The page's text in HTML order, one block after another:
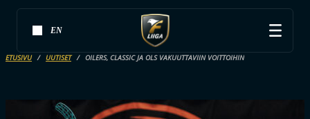
EN
ETUSIVU UUTISET OILERS, CLASSIC JA OLS VAKUUTTAVIIN VOITTOIHIN